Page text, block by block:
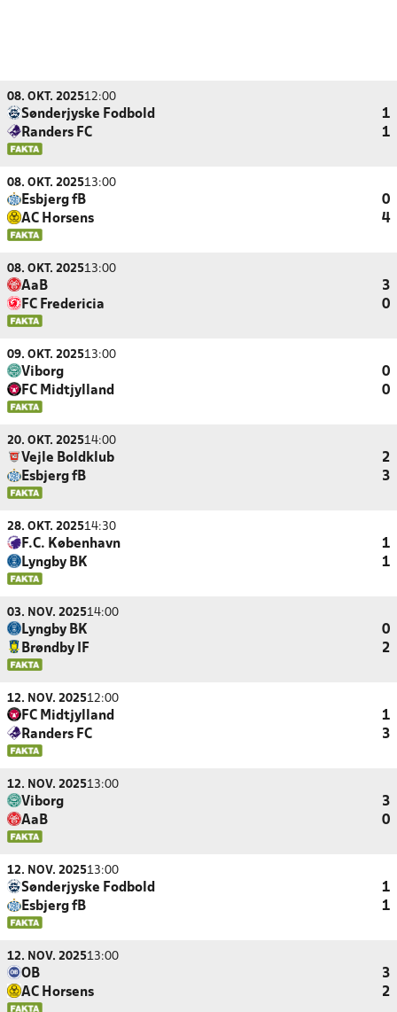
08. OKT. 202512:00
Sønderjyske Fodbold
1
Randers FC
1
08. OKT. 202513:00
Esbjerg fB
0
AC Horsens
4
08. OKT. 202513:00
AaB
3
FC Fredericia
0
09. OKT. 202513:00
Viborg
0
FC Midtjylland
0
20. OKT. 202514:00
Vejle Boldklub
2
Esbjerg fB
3
28. OKT. 202514:30
F.C. København
1
Lyngby BK
1
03. NOV. 202514:00
Lyngby BK
0
Brøndby IF
2
12. NOV. 202512:00
FC Midtjylland
1
Randers FC
3
12. NOV. 202513:00
Viborg
3
AaB
0
12. NOV. 202513:00
Sønderjyske Fodbold
1
Esbjerg fB
1
12. NOV. 202513:00
OB
3
AC Horsens
2